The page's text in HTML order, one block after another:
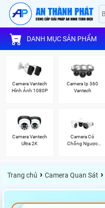
DANH MỤC SẢN PHẨM
Camera Vantech
Hình Ảnh 1080P
Camera Ip 360
Vantech
Camera Vantech
Ultra 2K
Camera Có
Chống Ngược
Trang chủ › Camera Quan Sát ›